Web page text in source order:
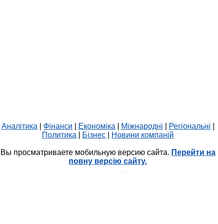
Аналітика Фінанси Економіка Міжнародні Регіональні
Политика
Бізнес Новини компаній
Вы просматриваете мобильную версию сайта. Перейти на
повну версію сайту.